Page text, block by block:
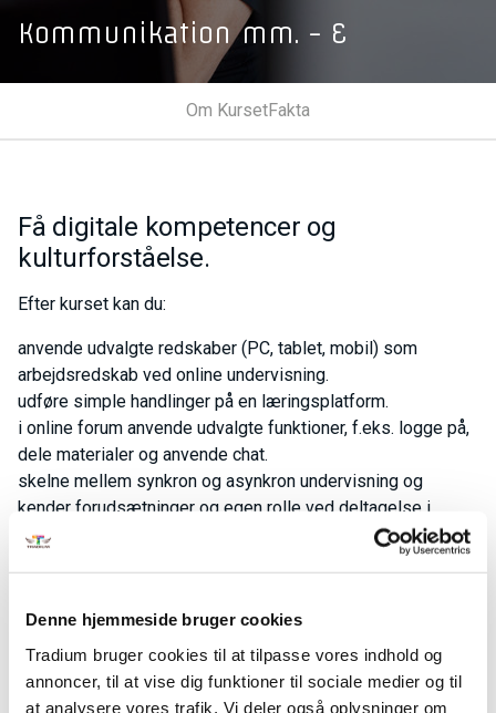
Denne hjemmeside bruger cookies
Tradium bruger cookies til at tilpasse vores indhold og
annoncer, til at vise dig funktioner til sociale medier og til
at analysere vores trafik. Vi deler også oplysninger om
Kommunikation mm. - E
Om KursetFakta
Få digitale kompetencer og
kulturforståelse.
Efter kurset kan du:
anvende udvalgte redskaber (PC, tablet, mobil) som
arbejdsredskab ved online undervisning.
udføre simple handlinger på en læringsplatform.
i online forum anvende udvalgte funktioner, f.eks. logge på,
dele materialer og anvende chat.
skelne mellem synkron og asynkron undervisning og
kender forudsætninger og egen rolle ved deltagelse i
disse.
Du får desuden viden om digitale redskaber til læsning og
Efter kurset er du også opmærksom på kulturmødets
betydning og hvad kulturforskelle indebærer og kan
dermed tilpasse kommunikation til samarbejdspartnerens